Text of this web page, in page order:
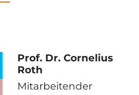
Prof. Dr. Cornelius
Roth
Mitarbeitender